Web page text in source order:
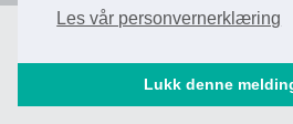
Les vår personvernerklæring
Lukk denne